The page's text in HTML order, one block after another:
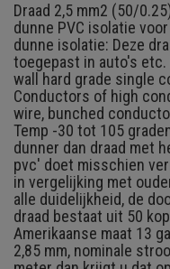
Draad 2,5 mm2 (50/
dunne PVC isolatie
dunne isolatie: Deze
toegepast in auto's
wall hard grade single
Conductors of high
wire, bunched
Temp -30 tot 105
dunner dan draad met
pvc' doet misschien
in vergelijking met
alle duidelijkheid, de
draad bestaat uit 50
Amerikaanse maat 13
2,85 mm, nominale